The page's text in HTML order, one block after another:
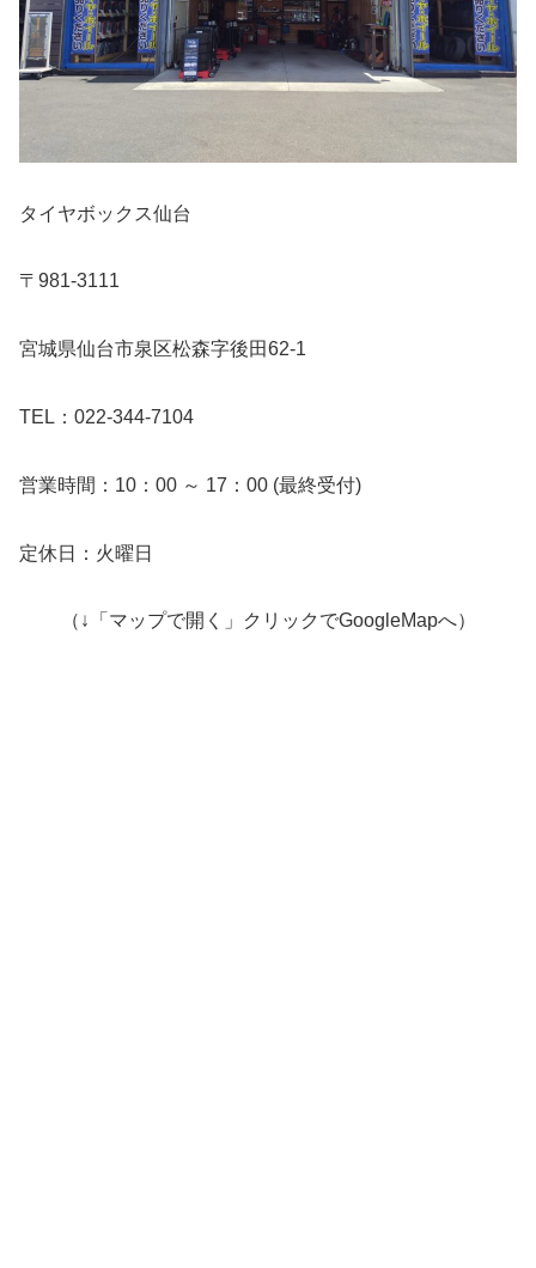
タイヤボックス仙台
〒981-3111
宮城県仙台市泉区松森字後田62-1
TEL：022-344-7104
営業時間：10：00 ～ 17：00 (最終受付)
定休日：火曜日
（↓「マップで開く」クリックでGoogleMapへ）